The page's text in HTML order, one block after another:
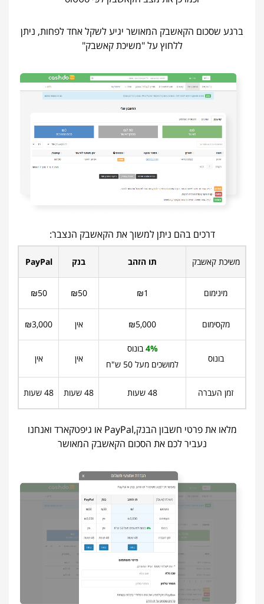
ברגע שסכום הקאשבק המאושר יגיע לשקל אחד לפחות, ניתן
ללחוץ על "משיכת קאשבק"
דרכים בהם ניתן למשוך את הקאשבק הנצבר:
משיכת קאשבק תו הזהב בנק PayPal
מינימום ₪1
₪50
₪50
מקסימום ₪5,000 אין ₪3,000
בונוס
4% בונוס
למושכים מעל 50 ש"ח
אין אין
זמן העברה 48 שעות 48 שעות 48 שעות
מלאו את פרטי חשבון הבנק,PayPal או גיפטקארד ואנחנו
נעביר לכם את הסכום הקאשבק המאושר